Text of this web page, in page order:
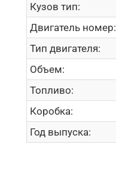
Кузов тип:
Двигатель номер:
Тип двигателя:
Объем:
Топливо:
Коробка:
Год выпуска: